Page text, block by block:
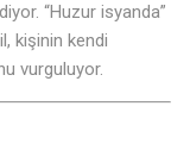
“Huzur isyanda”
kişinin kendi
vurguluyor.